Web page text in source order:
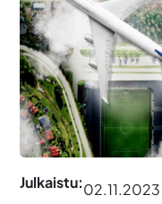
Julkaistu:02.11.2023